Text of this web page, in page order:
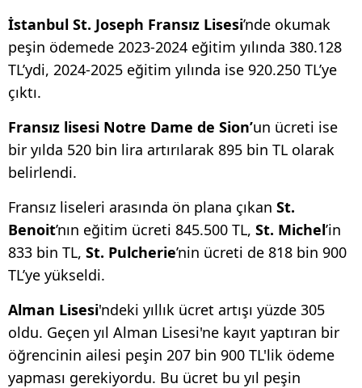
İstanbul St. Joseph Fransız Lisesi’nde okumak
peşin ödemede 2023-2024 eğitim yılında 380.128
TL’ydi, 2024-2025 eğitim yılında ise 920.250 TL’ye
çıktı.
Fransız lisesi Notre Dame de Sion’un ücreti ise
bir yılda 520 bin lira artırılarak 895 bin TL olarak
belirlendi.
Fransız liseleri arasında ön plana çıkan St.
Benoit’nın eğitim ücreti 845.500 TL, St. Michel’in
833 bin TL, St. Pulcherie’nin ücreti de 818 bin 900
TL’ye yükseldi.
Alman Lisesi'ndeki yıllık ücret artışı yüzde 305
oldu. Geçen yıl Alman Lisesi'ne kayıt yaptıran bir
öğrencinin ailesi peşin 207 bin 900 TL'lik ödeme
yapması gerekiyordu. Bu ücret bu yıl peşin